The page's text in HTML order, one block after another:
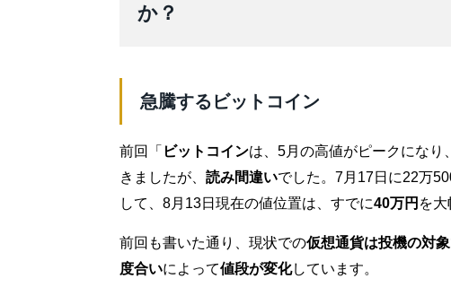
か？
急騰するビットコイン
前回「 ビットコインは、5月の高値がピークにな
きましたが、 読み間違いでした。7月17日に22万
して、8月13日現在の値位置は、すでに40万円 を大
前回も書いた通り、現状での仮想通貨は投機の対象
度合いによって値段が変化しています。